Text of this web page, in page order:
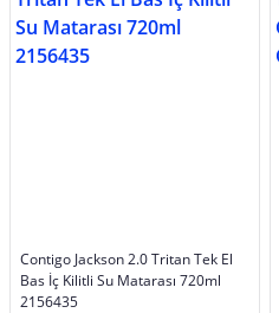
Contigo Jackson 2.0 Tritan Tek El
Bas İç Kilitli Su Matarası 720ml
2156435